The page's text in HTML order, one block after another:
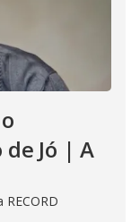
Jó | A